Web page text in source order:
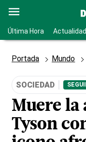
Última Hora Actualidad
Portada Mundo
SOCIEDAD
Muere la
Tyson